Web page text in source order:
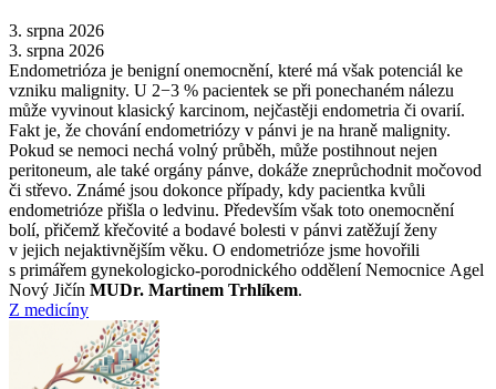
3. srpna 2026
3. srpna 2026
Endometrióza je benigní onemocnění, které má však potenciál ke
vzniku malignity. U 2−3 % pacientek se při ponechaném nálezu
může vyvinout klasický karcinom, nejčastěji endometria či ovarií.
Fakt je, že chování endometriózy v pánvi je na hraně malignity.
Pokud se nemoci nechá volný průběh, může postihnout nejen
peritoneum, ale také orgány pánve, dokáže zneprůchodnit močovod
či střevo. Známé jsou dokonce případy, kdy pacientka kvůli
endometrióze přišla o ledvinu. Především však toto onemocnění
bolí, přičemž křečovité a bodavé bolesti v pánvi zatěžují ženy
v jejich nejaktivnějším věku. O endometrióze jsme hovořili
s primářem gynekologicko-porodnického oddělení Nemocnice Agel
Nový Jičín MUDr. Martinem Trhlíkem.
Z medicíny